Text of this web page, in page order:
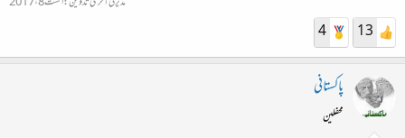
13
4
پاکستانی
محفلین